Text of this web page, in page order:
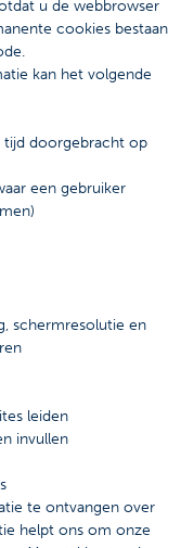
u de webbrowser
cookies bestaan
kan het volgende
tijd doorgebracht op
een gebruiker
schermresolutie en
leiden
invullen
te ontvangen over
helpt ons om onze